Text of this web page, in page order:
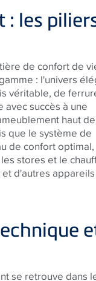
les
de confort de
: l'univers
véritable, de
succès à une
haut
que le système de
de confort optimal,
stores et le
d'autres
se retrouve dans